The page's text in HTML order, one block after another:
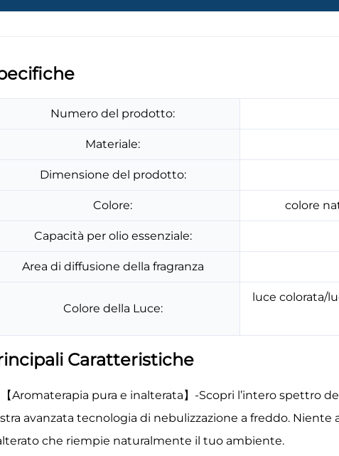
Numero del prodotto:
Materiale:
Dimensione del prodotto:
Colore: colore
Capacità per olio essenziale:
Area di diffusione della fragranza
Colore della Luce:
luce colorata/
Caratteristiche
【Aromaterapia pura e inalterata】-Scopri l’intero spettro
avanzata tecnologia di nebulizzazione a freddo. Niente
che riempie naturalmente il tuo ambiente.